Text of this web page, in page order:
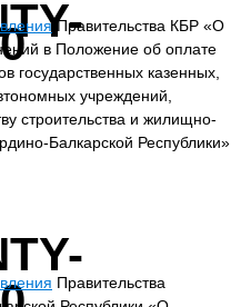
Правительства КБР «О
в Положение об оплате
государственных казенных,
учреждений,
строительства и жилищно-
Балкарской Республики»
Правительства